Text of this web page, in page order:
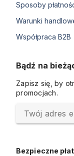
Sposoby
Warunki
Współpraca B2B
Bądź na
Zapisz się, by
promocjach.
Twój adres
Bezpieczne